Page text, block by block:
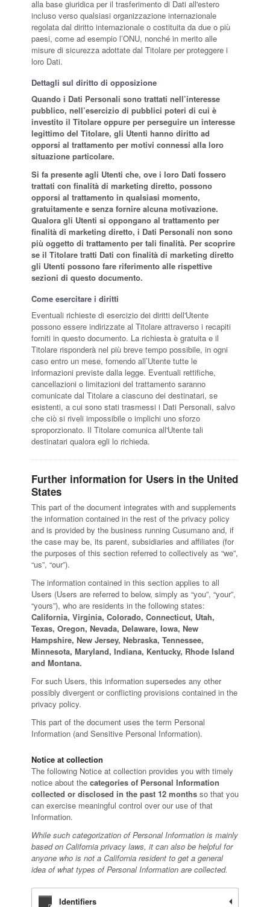
alla base giuridica per il trasferimento di Dati all'estero
incluso verso qualsiasi organizzazione internazionale
regolata dal diritto internazionale o costituita da due o più
paesi, come ad esempio l’ONU, nonché in merito alle
misure di sicurezza adottate dal Titolare per proteggere i
loro Dati.
Dettagli sul diritto di opposizione
Quando i Dati Personali sono trattati nell’interesse
pubblico, nell’esercizio di pubblici poteri di cui è
investito il Titolare oppure per perseguire un interesse
legittimo del Titolare, gli Utenti hanno diritto ad
opporsi al trattamento per motivi connessi alla loro
situazione particolare.
Si fa presente agli Utenti che, ove i loro Dati fossero
trattati con finalità di marketing diretto, possono
opporsi al trattamento in qualsiasi momento,
gratuitamente e senza fornire alcuna motivazione.
Qualora gli Utenti si oppongano al trattamento per
finalità di marketing diretto, i Dati Personali non sono
più oggetto di trattamento per tali finalità. Per scoprire
se il Titolare tratti Dati con finalità di marketing diretto
gli Utenti possono fare riferimento alle rispettive
sezioni di questo documento.
Come esercitare i diritti
Eventuali richieste di esercizio dei diritti dell'Utente
possono essere indirizzate al Titolare attraverso i recapiti
forniti in questo documento. La richiesta è gratuita e il
Titolare risponderà nel più breve tempo possibile, in ogni
caso entro un mese, fornendo all’Utente tutte le
informazioni previste dalla legge. Eventuali rettifiche,
cancellazioni o limitazioni del trattamento saranno
comunicate dal Titolare a ciascuno dei destinatari, se
esistenti, a cui sono stati trasmessi i Dati Personali, salvo
che ciò si riveli impossibile o implichi uno sforzo
sproporzionato. Il Titolare comunica all'Utente tali
destinatari qualora egli lo richieda.
Further information for Users in the United
States
This part of the document integrates with and supplements
the information contained in the rest of the privacy policy
and is provided by the business running Cusumano and, if
the case may be, its parent, subsidiaries and affiliates (for
the purposes of this section referred to collectively as “we”,
“us”, “our”).
The information contained in this section applies to all
Users (Users are referred to below, simply as “you”, “your”,
“yours”), who are residents in the following states:
California, Virginia, Colorado, Connecticut, Utah,
Texas, Oregon, Nevada, Delaware, Iowa, New
Hampshire, New Jersey, Nebraska, Tennessee,
Minnesota, Maryland, Indiana, Kentucky, Rhode Island
and Montana.
For such Users, this information supersedes any other
possibly divergent or conflicting provisions contained in the
privacy policy.
This part of the document uses the term Personal
Information (and Sensitive Personal Information).
Notice at collection
The following Notice at collection provides you with timely
notice about the categories of Personal Information
collected or disclosed in the past 12 months so that you
can exercise meaningful control over our use of that
Information.
While such categorization of Personal Information is mainly
based on California privacy laws, it can also be helpful for
anyone who is not a California resident to get a general
idea of what types of Personal Information are collected.
Identifiers